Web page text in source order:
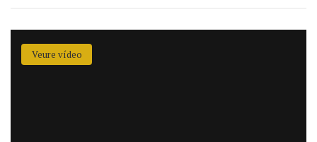
Veure vídeo